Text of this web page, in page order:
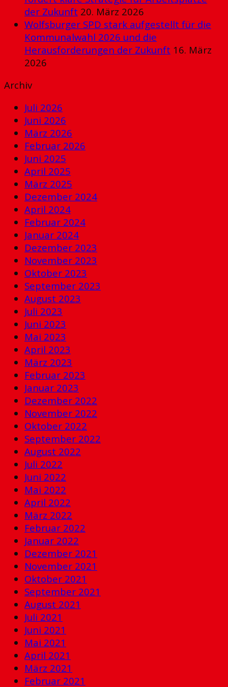
der Zukunft 20. März 2026
Wolfsburger SPD stark aufgestellt für die
Kommunalwahl 2026 und die
Herausforderungen der Zukunft 16. März
2026
Archiv
Juli 2026
Juni 2026
März 2026
Februar 2026
Juni 2025
April 2025
März 2025
Dezember 2024
April 2024
Februar 2024
Januar 2024
Dezember 2023
November 2023
Oktober 2023
September 2023
August 2023
Juli 2023
Juni 2023
Mai 2023
April 2023
März 2023
Februar 2023
Januar 2023
Dezember 2022
November 2022
Oktober 2022
September 2022
August 2022
Juli 2022
Juni 2022
Mai 2022
April 2022
März 2022
Februar 2022
Januar 2022
Dezember 2021
November 2021
Oktober 2021
September 2021
August 2021
Juli 2021
Juni 2021
Mai 2021
April 2021
März 2021
Februar 2021